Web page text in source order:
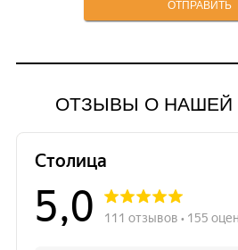
ОТЗЫВЫ О НАШЕЙ